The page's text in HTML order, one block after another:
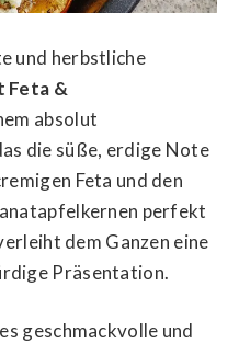
und herbstliche
Feta &
absolut
die süße, erdige Note
Feta und den
perfekt
dem Ganzen eine
Präsentation.
geschmackvolle und